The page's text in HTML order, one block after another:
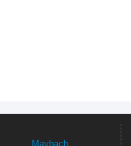
Maybach